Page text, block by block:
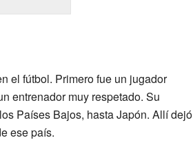
el fútbol. Primero fue un jugador
entrenador muy respetado. Su
Países Bajos, hasta Japón. Allí dejó
ese país.